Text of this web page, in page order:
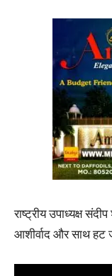
राष्ट्रीय उपाध्यक्ष
आशीर्वाद और साथ हट